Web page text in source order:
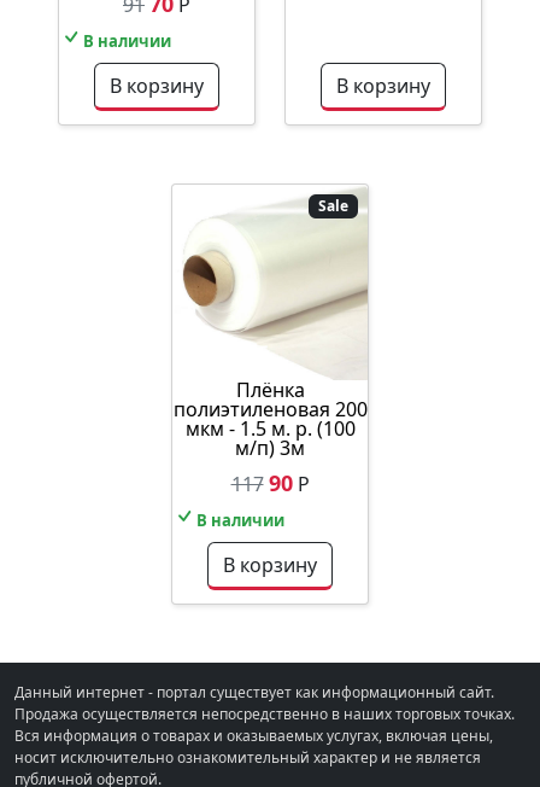
В наличии
В корзину В корзину
Sale
Плёнка
полиэтиленовая 200
мкм - 1.5 м. р. (100
м/п) 3м
117 90Р
В наличии
В корзину
Данный интернет - портал существует как информационный сайт.
Продажа осуществляется непосредственно в наших торговых точках.
Вся информация о товарах и оказываемых услугах, включая цены,
носит исключительно ознакомительный характер и не является
публичной офертой.